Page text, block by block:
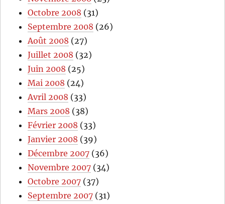
Octobre 2008 (31)
Septembre 2008 (26)
Août 2008 (27)
Juillet 2008 (32)
Juin 2008 (25)
Mai 2008 (24)
Avril 2008 (33)
Mars 2008 (38)
Février 2008 (33)
Janvier 2008 (39)
Décembre 2007 (36)
Novembre 2007 (34)
Octobre 2007 (37)
Septembre 2007 (31)